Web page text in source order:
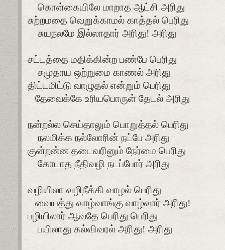
கொள்கையிலே மாறாத ஆட்சி அரிது
சுற்றமதை வெறுக்காமல் காத்தல் பெரிது
சுயநலமே இல்லாதார் அரிது! அரிது
சட்டத்தை மதிக்கின்ற பண்பே பெரிது
சமுதாய ஒற்றுமை காணல் அரிது
திட்டமிட்டு வாழுதல் என்றும் பெரிது
தேவைக்கே உரியபொருள் தேடல் அரிது
நன்றல்ல செய்தாலும் பொறுத்தல் பெரிது
நலமிக்க நல்லோரின் நட்பே அரிது
குன்றன்ன தடைவரினும் நேர்மை பெரிது
கோடாத நீதிவழி நடப்போர் அரிது
வழியிலா வழிநீக்கி வாழல் பெரிது
வையத்து வாழ்வாங்கு வாழ்வார் அரிது!
பழியிலார் ஆவதே பெரிது பெரிது
பயிலாது கல்விவரல் அரிது! அரிது